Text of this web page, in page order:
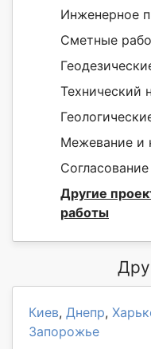
Инженерное
Сметные
Технический
Межевание и
Другие
работы
Киев, Днепр,
Запорожье